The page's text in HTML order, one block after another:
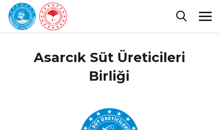
Asarcık Süt Üreticileri
Birliği